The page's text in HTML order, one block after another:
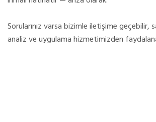
Sorularınız varsa bizimle iletişime geçebilir,
analiz ve uygulama hizmetimizden